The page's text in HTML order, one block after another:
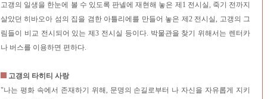
고갱의 일생을 한눈에 볼 수 있도록 판넬에 재현해 놓은 제1 전시실, 죽기 전까지
살았던 히바오아 섬의 집을 겸한 아틀리에를 만들어 놓은 제2 전시실, 고갱의 그
림들이 비교 전시되어 있는 제3 전시실 등이다. 박물관을 찾기 위해서는 렌터카
나 버스를 이용하면 편하다.
고갱의 타히티 사랑
"나는 평화 속에서 존재하기 위해, 문명의 손길로부터 나 자신을 자유롭게 지키